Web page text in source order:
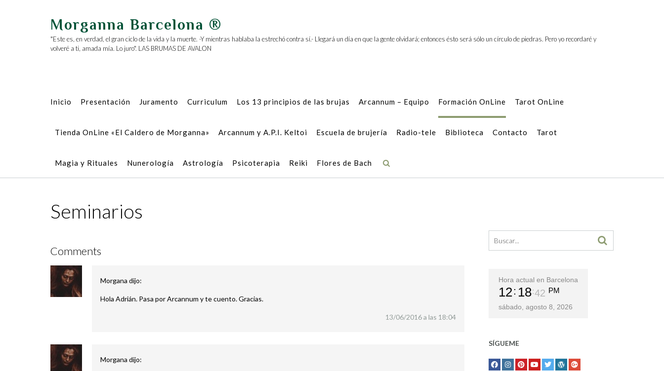
Morganna Barcelona ®
"Este es, en verdad, el gran ciclo de la vida y la muerte. -Y mientras hablaba la estrechó contra sí.- Llegará un día en que la gente olvidará; entonces ésto será sólo un círculo de piedras. Pero yo recordaré y
volveré a ti, amada mía. Lo juro". LAS BRUMAS DE AVALON
Inicio Presentación Juramento Curriculum Los 13 principios de las brujas Arcannum – Equipo Formación OnLine Tarot OnLine
Tienda OnLine «El Caldero de Morganna» Arcannum y A.P.I. Keltoi Escuela de brujería Radio-tele Biblioteca Contacto Tarot
Magia y Rituales Nunerología Astrología Psicoterapia Reiki Flores de Bach
Seminarios
Comments
Morgana dijo:
Hola Adrián. Pasa por Arcannum y te cuento. Gracias.
13/06/2016 a las 18:04
Morgana dijo:
Hora actual en Barcelona
12 18 42 PM
sábado, agosto 8, 2026
SÍGUEME